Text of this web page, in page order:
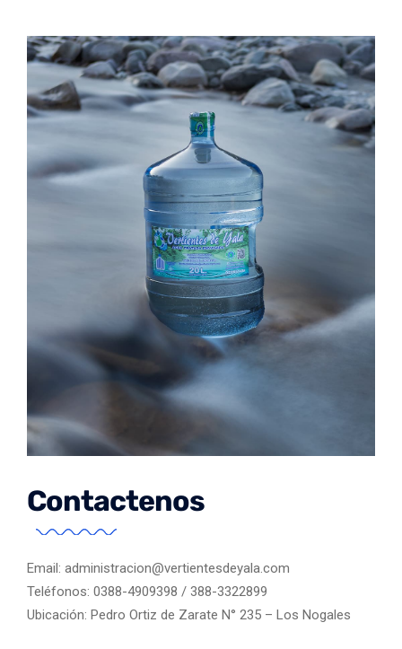
Contactenos
Email: administracion@vertientesdeyala.com
Teléfonos: 0388-4909398 / 388-3322899
Ubicación: Pedro Ortiz de Zarate N° 235 – Los Nogales